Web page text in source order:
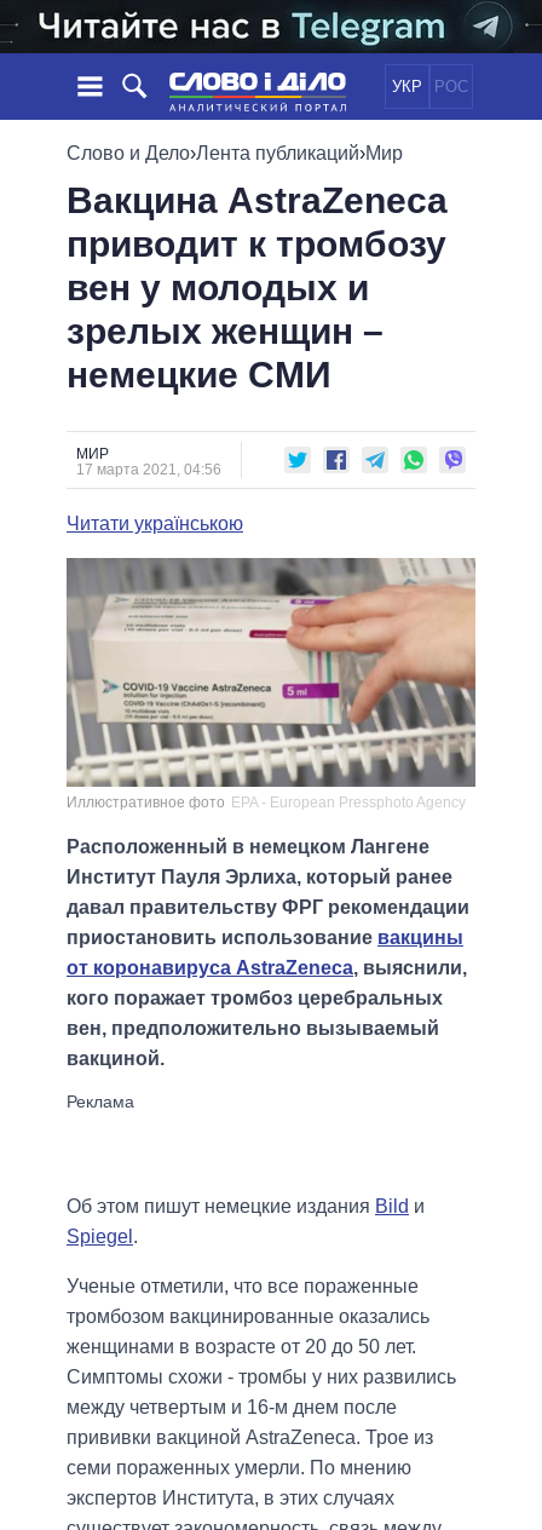
УКР РОС
НОВОСТИ
ЛЕНТА
СОБЫТИЯ
СТАТЬИ
МНЕНИЯ
ОБЗОРЫ
ДАЙДЖЕСТЫ
ПОЛИТИКА
ЭКОНОМИКА
ОБЩЕСТВО
ОБЕЩАНИЯ
ПОЛИТИКИ
ВСЕ ПОЛИТИКИ
ПРЕЗИДЕНТ И ОФИС
ВЕРХОВНАЯ РАДА
ГЛАВЫ ОБЛАДМИНИСТРАЦИЙ
МЭРЫ
ВСЕ ПЕРСОНЫ
ИНФОГРАФИКА
ВИДЕО
СРАВНЕНИЕ ПОЛИТИКОВ
Слово и Дело›Лента публикаций›Мир
Вакцина AstraZeneca
приводит к тромбозу
вен у молодых и
зрелых женщин –
немецкие СМИ
МИР
17 марта 2021, 04:56
Читати українською
Иллюстративное фото EPA - European Pressphoto Agency
Расположенный в немецком Лангене
Институт Пауля Эрлиха, который ранее
давал правительству ФРГ рекомендации
приостановить использование вакцины
от коронавируса AstraZeneca, выяснили,
кого поражает тромбоз церебральных
вен, предположительно вызываемый
вакциной.
Об этом пишут немецкие издания Bild и
Spiegel .
Ученые отметили, что все пораженные
тромбозом вакцинированные оказались
женщинами в возрасте от 20 до 50 лет.
Симптомы схожи - тромбы у них развились
между четвертым и 16-м днем ​​после
прививки вакциной AstraZeneca. Трое из
семи пораженных умерли. По мнению
экспертов Института, в этих случаях